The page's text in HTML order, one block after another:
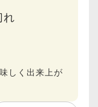
れ
しく出来上が